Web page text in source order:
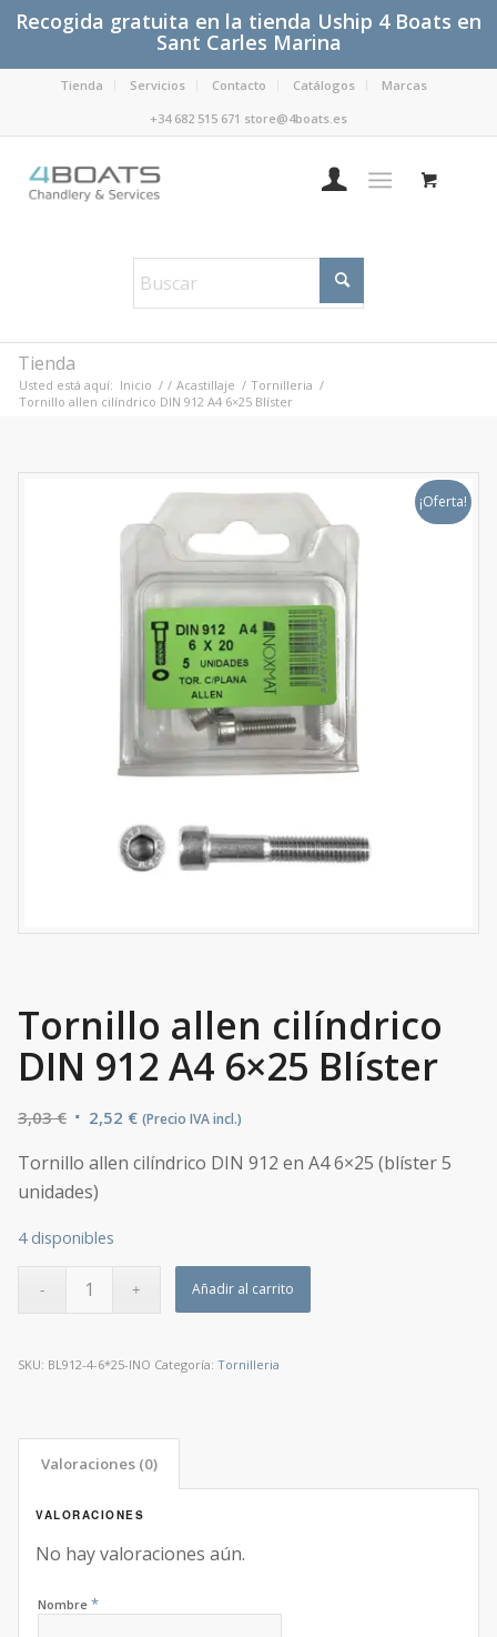
Recogida gratuita en la tienda Uship 4 Boats en
Sant Carles Marina
Tienda Servicios Contacto Catálogos
Marcas
+34 682 515 671 store@4boats.es
Tienda
Usted está aquí: Inicio / / Acastillaje / Tornilleria /
Tornillo allen cilíndrico DIN 912 A4 6×25 Blíster
¡Oferta!
Tornillo allen cilíndrico
DIN 912 A4 6×25 Blíster
3,03€ El
original
era:
2,52 €El
actual
(Precio IVA incl.)
Tornillo allen cilíndrico DIN 912 en A4 6×25 (blíster 5
unidades)
4 disponibles
Añadir al carrito
SKU: BL912-4-6*25-INO Categoría: Tornilleria
Valoraciones (0)
VALORACIONES
No hay valoraciones aún.
Nombre *